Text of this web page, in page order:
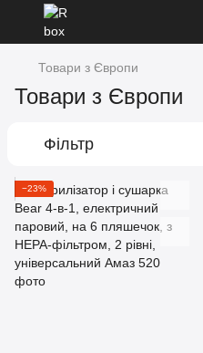
Товари з Європи
Товари з Європи
Фільтр
−23%